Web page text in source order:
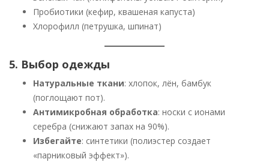
Пробиотики (кефир, квашеная капуста)
Хлорофилл (петрушка, шпинат)
5. Выбор одежды
Натуральные ткани: хлопок, лён, бамбук
(поглощают пот).
Антимикробная обработка: носки с ионами
серебра (снижают запах на 90%).
Избегайте: синтетики (полиэстер создает
«парниковый эффект»).